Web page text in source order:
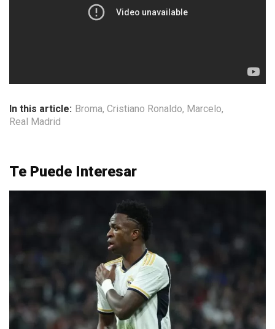
In this article: Broma, Cristiano Ronaldo, Marcelo,
Real Madrid
Te Puede Interesar